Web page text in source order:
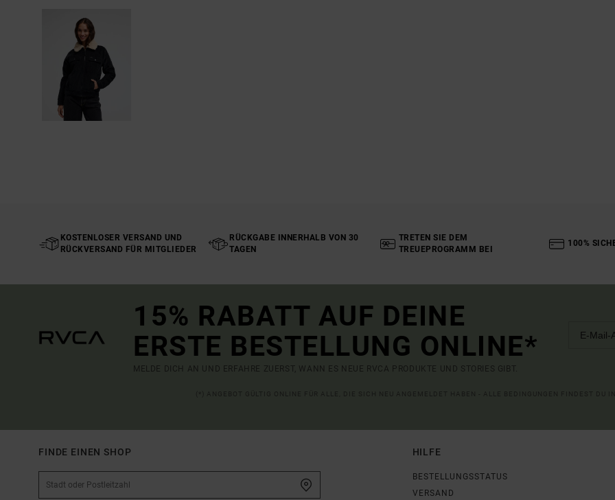
KOSTENLOSER VERSAND UND
RÜCKVERSAND FÜR MITGLIEDER
RÜCKGABE INNERHALB VON 30
TAGEN
TRETEN SIE DEM
TREUEPROGRAMM BEI
100%
15% RABATT AUF DEINE
ERSTE BESTELLUNG ONLINE*
MELDE DICH AN UND ERFAHRE ZUERST, WANN ES NEUE RVCA PRODUKTE UND STORIES GIBT.
FINDE EINEN SHOP HILFE
BESTELLUNGSSTATUS
VERSAND